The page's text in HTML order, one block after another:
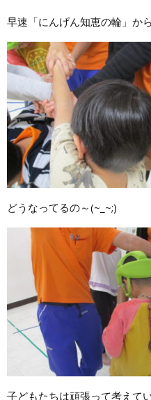
早速「にんげん知恵の輪」か
どうなってるの～(~_~;)
子どもたちは頑張って考えて